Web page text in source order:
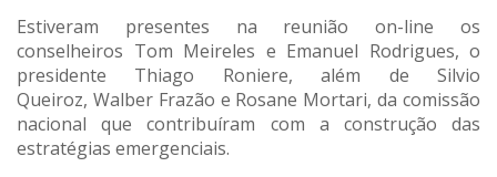
Estiveram presentes na reunião on-line os
conselheiros Tom Meireles e Emanuel Rodrigues, o
presidente Thiago Roniere, além de Silvio
Queiroz, Walber Frazão e Rosane Mortari, da comissão
nacional que contribuíram com a construção das
estratégias emergenciais.